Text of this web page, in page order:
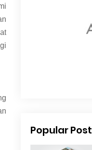
Popular Post